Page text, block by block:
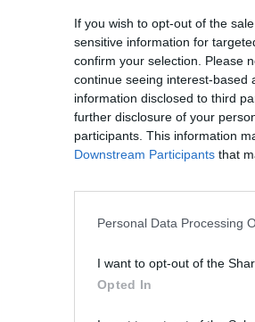
If you wish to opt-out of the
sensitive information for
confirm your selection. Please
continue seeing interest-based
information disclosed to third
further disclosure of your
participants. This information
Downstream Participants that
Personal Data Processing
I want to opt-out of the
Opted In
στο mail σας καθημερινά